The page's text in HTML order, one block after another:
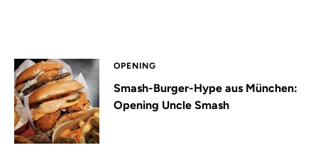
OPENING
Smash-Burger-Hype aus München:
Opening Uncle Smash